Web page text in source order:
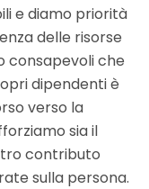
e diamo priorità
delle risorse
consapevoli che
dipendenti è
verso la
sia il
contributo
sulla persona.